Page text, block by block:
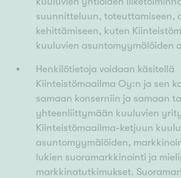
suunnitteluun, toteuttamiseen,
kehittämiseen, kuten
kuuluvien asuntomyymälöiden
Henkilötietoja voidaan käsitellä
Kiinteistömaailma Oy:n ja sen
samaan konserniin ja samaan
yhteenliittymään kuuluvien
Kiinteistömaailma-ketjuun
asuntomyymälöiden,
lukien suoramarkkinointi ja
markkinatutkimukset.